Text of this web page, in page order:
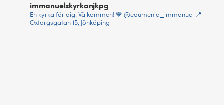
immanuelskyrkanjkpg
En kyrka för dig. Välkommen! 💙 @equmenia_immanuel
📍
Oxtorgsgatan 15, Jönköping